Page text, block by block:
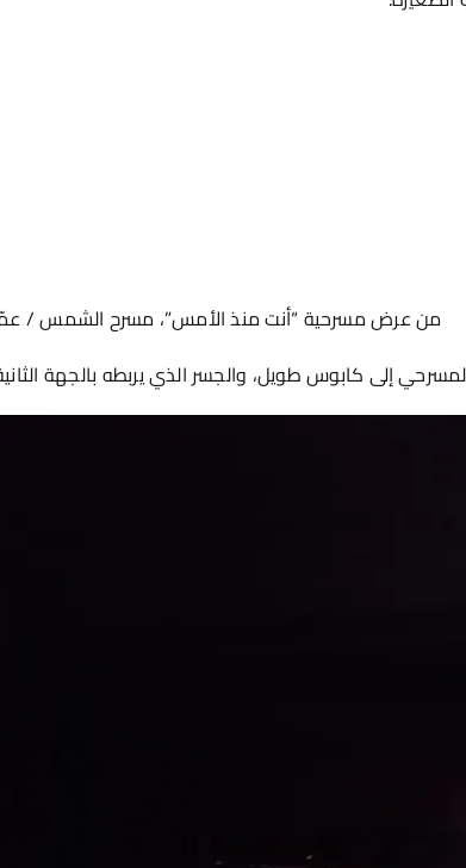
من عرض مسرحية “أنت منذ الأمس”، مسرح الشمس / عمّان
إلى كابوس طويل، والجسر الذي يربطه بالجهة